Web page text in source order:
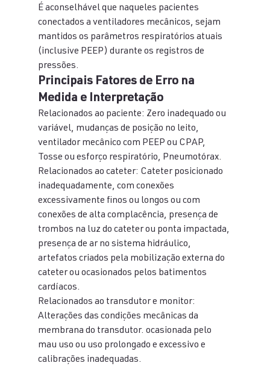
É aconselhável que naqueles pacientes
conectados a ventiladores mecânicos, sejam
mantidos os parâmetros respiratórios atuais
(inclusive PEEP) durante os registros de
pressões.
Principais Fatores de Erro na
Medida e Interpretação
Relacionados ao paciente: Zero inadequado ou
variável, mudanças de posição no leito,
ventilador mecânico com PEEP ou CPAP,
Tosse ou esforço respiratório, Pneumotórax.
Relacionados ao cateter: Cateter posicionado
inadequadamente, com conexões
excessivamente finos ou longos ou com
conexões de alta complacência, presença de
trombos na luz do cateter ou ponta impactada,
presença de ar no sistema hidráulico,
artefatos criados pela mobilização externa do
cateter ou ocasionados pelos batimentos
cardíacos.
Relacionados ao transdutor e monitor:
Alterações das condições mecânicas da
membrana do transdutor. ocasionada pelo
mau uso ou uso prolongado e excessivo e
calibrações inadequadas.